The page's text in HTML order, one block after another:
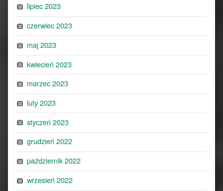
lipiec 2023
czerwiec 2023
maj 2023
kwiecień 2023
marzec 2023
luty 2023
styczeń 2023
grudzień 2022
październik 2022
wrzesień 2022